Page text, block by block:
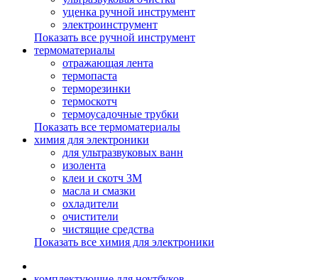
уценка ручной инструмент
электроинструмент
Показать все ручной инструмент
термоматериалы
отражающая лента
термопаста
терморезинки
термоскотч
термоусадочные трубки
Показать все термоматериалы
химия для электроники
для ультразвуковых ванн
изолента
клеи и скотч 3М
масла и смазки
охладители
очистители
чистящие средства
Показать все химия для электроники